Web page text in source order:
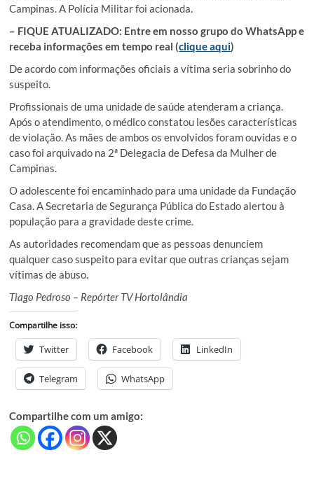
Campinas. A Polícia Militar foi acionada.
– FIQUE ATUALIZADO: Entre em nosso grupo do WhatsApp e
receba informações em tempo real (clique aqui)
De acordo com informações oficiais a vítima seria sobrinho do
suspeito.
Profissionais de uma unidade de saúde atenderam a criança.
Após o atendimento, o médico constatou lesões características
de violação. As mães de ambos os envolvidos foram ouvidas e o
caso foi arquivado na 2ª Delegacia de Defesa da Mulher de
Campinas.
O adolescente foi encaminhado para uma unidade da Fundação
Casa. A Secretaria de Segurança Pública do Estado alertou à
população para a gravidade deste crime.
As autoridades recomendam que as pessoas denunciem
qualquer caso suspeito para evitar que outras crianças sejam
vítimas de abuso.
Tiago Pedroso – Repórter TV Hortolândia
Compartilhe isso:
Twitter Facebook LinkedIn
Telegram WhatsApp
Compartilhe com um amigo: